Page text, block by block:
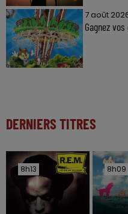
7 août
Gagnez
DERNIERS TITRES
8h13
8h13 8h09
8h09